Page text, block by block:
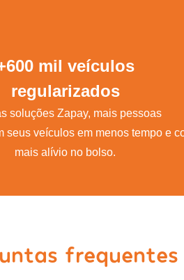
mil veículos
regularizados
soluções Zapay, mais pessoas
seus veículos em menos tempo e
mais alívio no bolso.
frequentes